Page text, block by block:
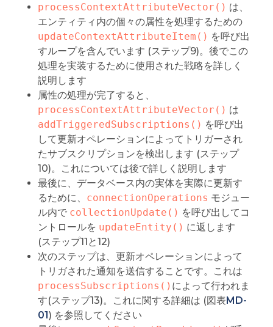
processContextAttributeVector() は、
エンティティ内の個々の属性を処理するための
updateContextAttributeItem() を呼び出
すループを含んでいます (ステップ9)。後でこの
処理を実装するために使用された戦略を詳しく
説明します
属性の処理が完了すると、
processContextAttributeVector() は
addTriggeredSubscriptions() を呼び出
して更新オペレーションによってトリガーされ
たサブスクリプションを検出します (ステップ
10)。これについては後で詳しく説明します
最後に、データベース内の実体を実際に更新す
るために、 connectionOperations モジュー
ル内で collectionUpdate() を呼び出してコ
ントロールを updateEntity() に返します
(ステップ11と12)
次のステップは、更新オペレーションによって
トリガされた通知を送信することです。これは
processSubscriptions() によって行われま
す(ステップ13)。これに関する詳細は (図表MD-
01) を参照してください